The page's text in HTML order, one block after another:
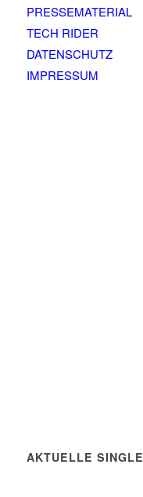
PRESSEMATERIAL
TECH RIDER
DATENSCHUTZ
IMPRESSUM
AKTUELLE SINGLE